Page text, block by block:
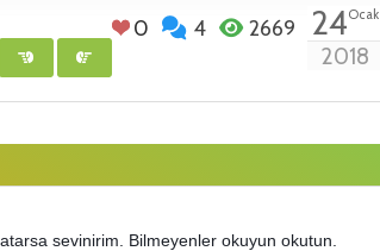
0 4 2669 24Ocak
2018
sevinirim. Bilmeyenler okuyun okutun.